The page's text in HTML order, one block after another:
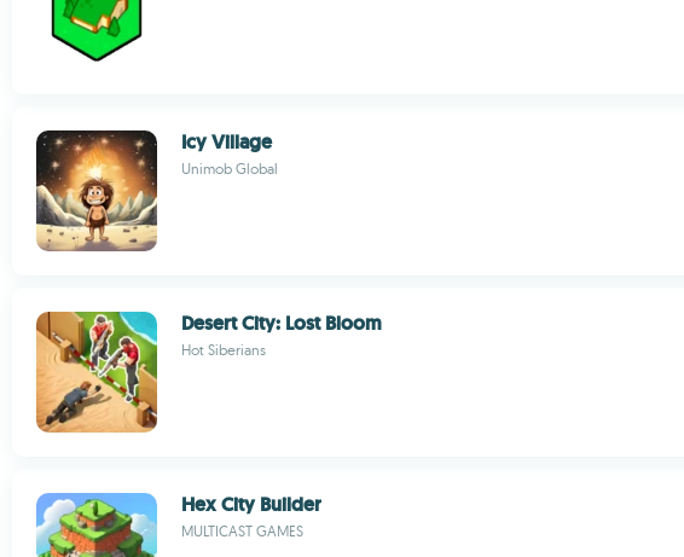
Icy Village
Unimob Global
Desert City: Lost Bloom
Hot Siberians
Hex City Builder
MULTICAST GAMES